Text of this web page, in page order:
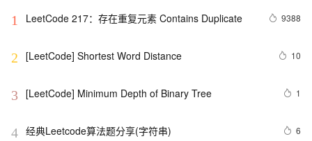
1 LeetCode 217：存在重复元素	Contains Duplicate 9388
2 [LeetCode] Shortest Word Distance 10
3 [LeetCode] Minimum Depth of Binary Tree 1
4 经典Leetcode算法题分享(字符串) 6